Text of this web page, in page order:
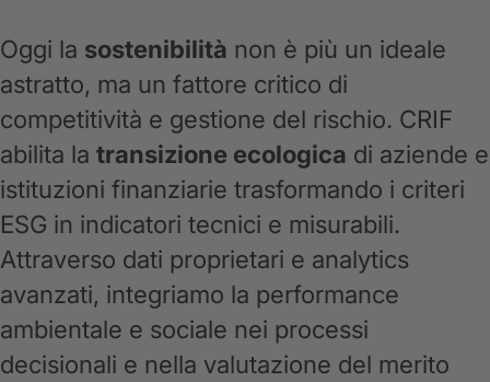
Oggi la sostenibilità non è più un ideale
astratto, ma un fattore critico di
competitività e gestione del rischio. CRIF
abilita la transizione ecologica di aziende e
istituzioni finanziarie trasformando i criteri
ESG in indicatori tecnici e misurabili.
Attraverso dati proprietari e analytics
avanzati, integriamo la performance
ambientale e sociale nei processi
decisionali e nella valutazione del merito